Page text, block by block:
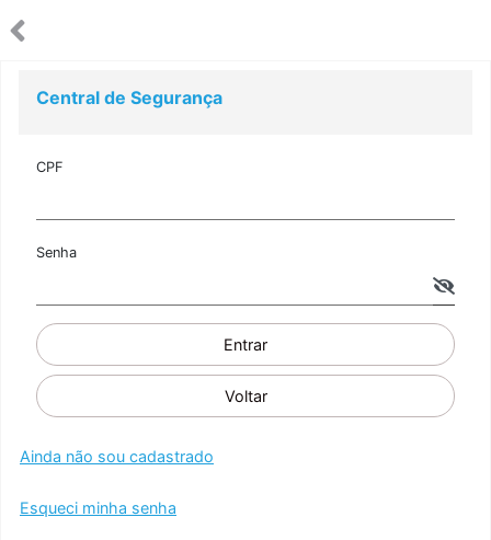
Central de Segurança
CPF
Senha
Entrar
Voltar
Ainda não sou cadastrado
Esqueci minha senha